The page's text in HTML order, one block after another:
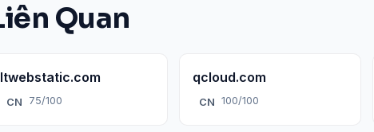
Quan
ltwebstatic.com
CN 75/100
qcloud.com
CN 100/100